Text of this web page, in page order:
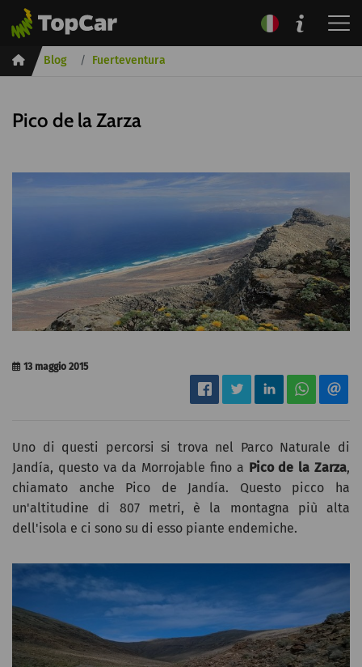
InicioBlog Fuerteventura
Pico de la Zarza
13 maggio 2015
Uno di questi percorsi si trova nel Parco Naturale di
Jandía, questo va da Morrojable fino a Pico de la Zarza,
chiamato anche Pico de Jandía. Questo picco ha
un'altitudine di 807 metri, è la montagna più alta
dell'isola e ci sono su di esso piante endemiche.